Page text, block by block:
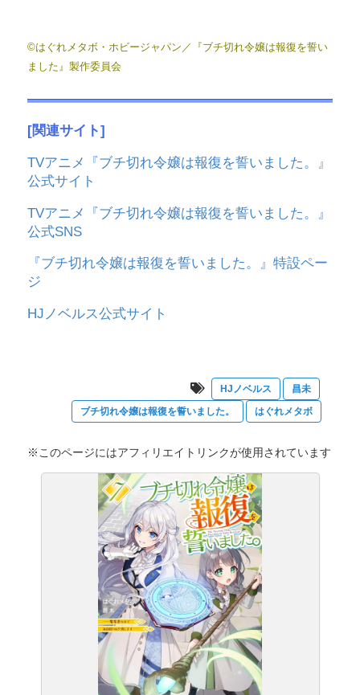
©はぐれメタボ・ホビージャパン／『ブチ切れ令嬢は報復を誓い
ました』製作委員会
[関連サイト]
TVアニメ『ブチ切れ令嬢は報復を誓いました。』
公式サイト
TVアニメ『ブチ切れ令嬢は報復を誓いました。』
公式SNS
『ブチ切れ令嬢は報復を誓いました。』特設ペー
ジ
HJノベルス公式サイト
HJノベルス
昌未
ブチ切れ令嬢は報復を誓いました。
はぐれメタボ
※このページにはアフィリエイトリンクが使用されています